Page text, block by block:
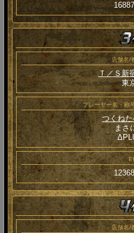
店舗名/
Ｔ／Ｓ新
東
プレーヤー名・称
つくね
まさ
店舗名/